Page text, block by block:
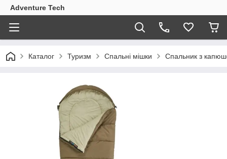
Adventure Tech
Каталог Туризм Спальні мішки Спальник з